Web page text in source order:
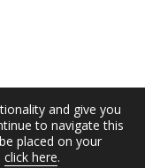
and give you
to navigate this
placed on your
click here.